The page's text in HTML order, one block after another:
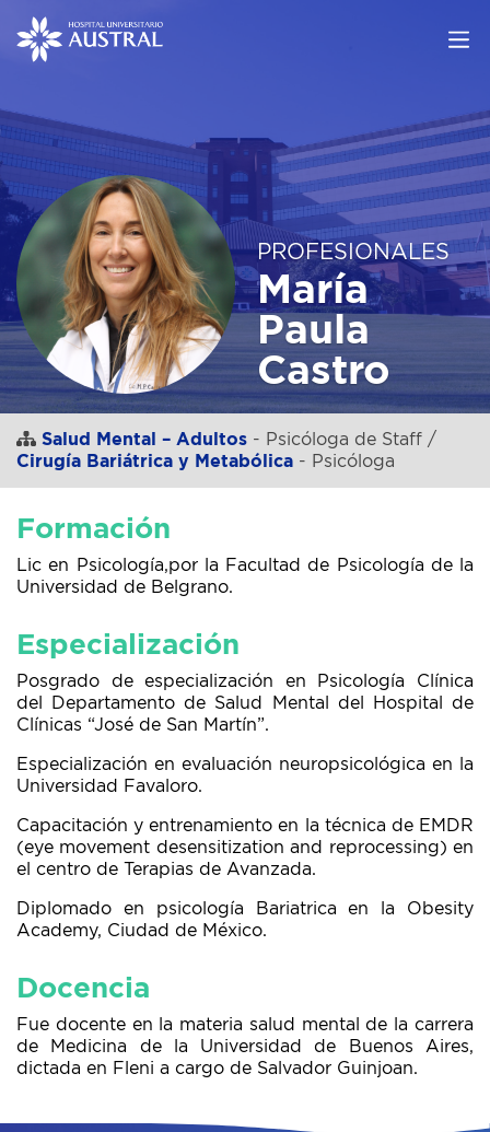
PROFESIONALES
María
Paula
Castro
Salud Mental – Adultos - Psicóloga de Staff /
Cirugía Bariátrica y Metabólica - Psicóloga
Formación
Lic en Psicología,por la Facultad de Psicología de la
Universidad de Belgrano.
Especialización
Posgrado de especialización en Psicología Clínica
del Departamento de Salud Mental del Hospital de
Clínicas “José de San Martín”.
Especialización en evaluación neuropsicológica en la
Universidad Favaloro.
Capacitación y entrenamiento en la técnica de EMDR
(eye movement desensitization and reprocessing) en
el centro de Terapias de Avanzada.
Diplomado en psicología Bariatrica en la Obesity
Academy, Ciudad de México.
Docencia
Fue docente en la materia salud mental de la carrera
de Medicina de la Universidad de Buenos Aires,
dictada en Fleni a cargo de Salvador Guinjoan.